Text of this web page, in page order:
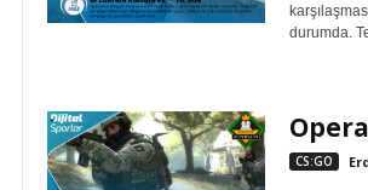
durumda.
CS:GO